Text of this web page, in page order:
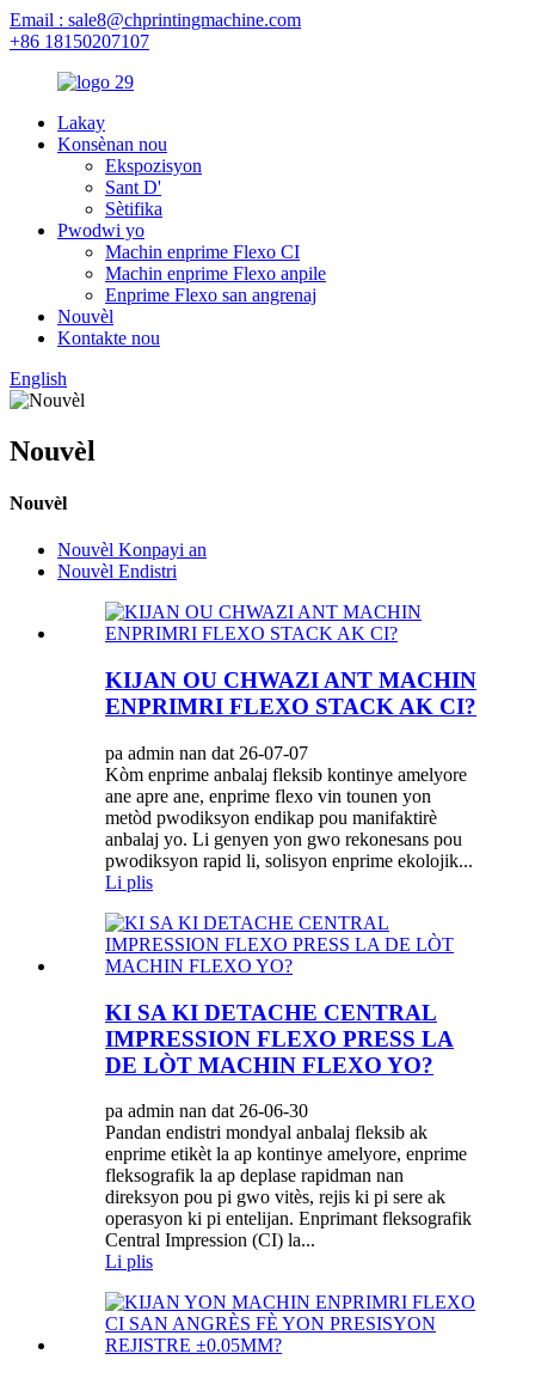
Email : sale8@chprintingmachine.com
+86 18150207107
Lakay
Konsènan nou
Ekspozisyon
Sant D'
Sètifika
Pwodwi yo
Machin enprime Flexo CI
Machin enprime Flexo anpile
Enprime Flexo san angrenaj
Nouvèl
Kontakte nou
English
Nouvèl
Nouvèl
Nouvèl Konpayi an
Nouvèl Endistri
KIJAN OU CHWAZI ANT MACHIN
ENPRIMRI FLEXO STACK AK CI?
pa admin nan dat 26-07-07
Kòm enprime anbalaj fleksib kontinye amelyore
ane apre ane, enprime flexo vin tounen yon
metòd pwodiksyon endikap pou manifaktirè
anbalaj yo. Li genyen yon gwo rekonesans pou
pwodiksyon rapid li, solisyon enprime ekolojik...
Li plis
KI SA KI DETACHE CENTRAL
IMPRESSION FLEXO PRESS LA
DE LÒT MACHIN FLEXO YO?
pa admin nan dat 26-06-30
Pandan endistri mondyal anbalaj fleksib ak
enprime etikèt la ap kontinye amelyore, enprime
fleksografik la ap deplase rapidman nan
direksyon pou pi gwo vitès, rejis ki pi sere ak
operasyon ki pi entelijan. Enprimant fleksografik
Central Impression (CI) la...
Li plis